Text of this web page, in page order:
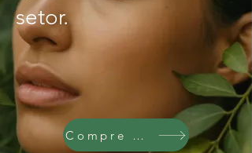
setor.
Compre aqui